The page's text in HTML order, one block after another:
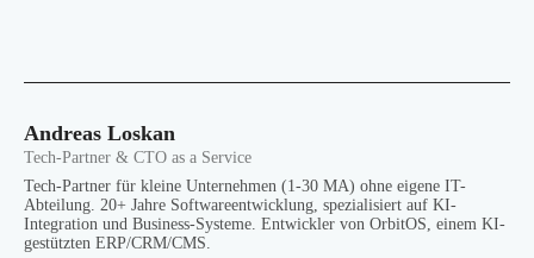
Andreas Loskan
Tech-Partner & CTO as a Service
Tech-Partner für kleine Unternehmen (1-30 MA) ohne eigene IT-
Abteilung. 20+ Jahre Softwareentwicklung, spezialisiert auf KI-
Integration und Business-Systeme. Entwickler von OrbitOS, einem KI-
gestützten ERP/CRM/CMS.